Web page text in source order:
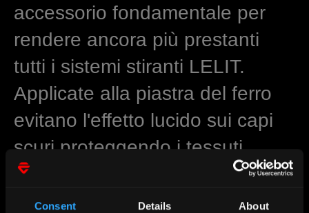
Consent Details About
accessorio fondamentale per
rendere ancora più prestanti
tutti i sistemi stiranti LELIT.
Applicate alla piastra del ferro
evitano l'effetto lucido sui capi
scuri proteggendo i tessuti
delicati e qualsiasi tipo di
applicazione.